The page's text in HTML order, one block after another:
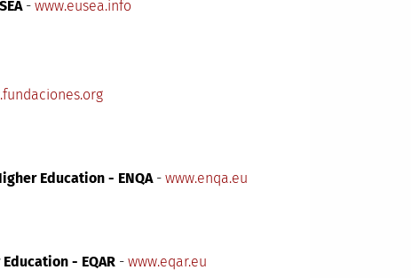
- www.eusea.info
Education - ENQA- www.enqa.eu
- EQAR - www.eqar.eu